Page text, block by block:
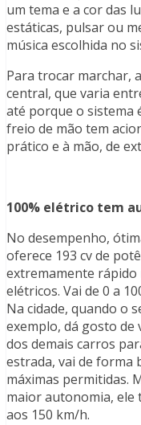
um tema e a cor das
estáticas, pulsar ou
música escolhida no
Para trocar marchar,
central, que varia
até porque o sistema
freio de mão tem
prático e à mão, de
100% elétrico tem
No desempenho,
oferece 193 cv de
extremamente rápido
elétricos. Vai de 0 a
Na cidade, quando o
exemplo, dá gosto de
dos demais carros
estrada, vai de forma
máximas permitidas.
maior autonomia, ele
aos 150 km/h.